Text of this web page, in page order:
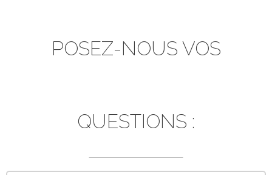
POSEZ-NOUS VOS
QUESTIONS :